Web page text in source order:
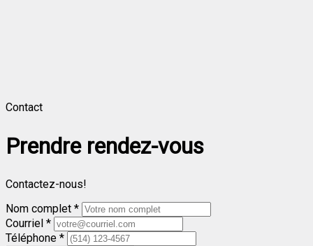
Contact
Prendre rendez-vous
Contactez-nous!
Nom complet *
Courriel *
Téléphone *